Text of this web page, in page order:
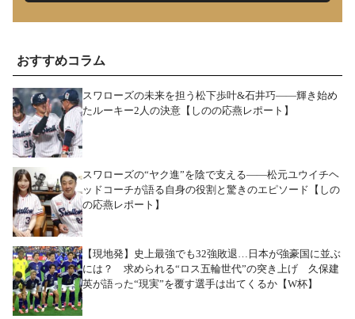
おすすめコラム
スワローズの未来を担う松下歩叶&石井巧――輝き始め
たルーキー2人の決意【しのの応燕レポート】
スワローズの“ヤク進”を陰で支える――松元ユウイチヘ
ッドコーチが語る自身の役割と驚きのエピソード【しの
の応燕レポート】
【現地発】史上最強でも32強敗退…日本が強豪国に並ぶ
には？ 求められる“ロス五輪世代”の突き上げ 久保建
英が語った“現実”を覆す選手は出てくるか【W杯】